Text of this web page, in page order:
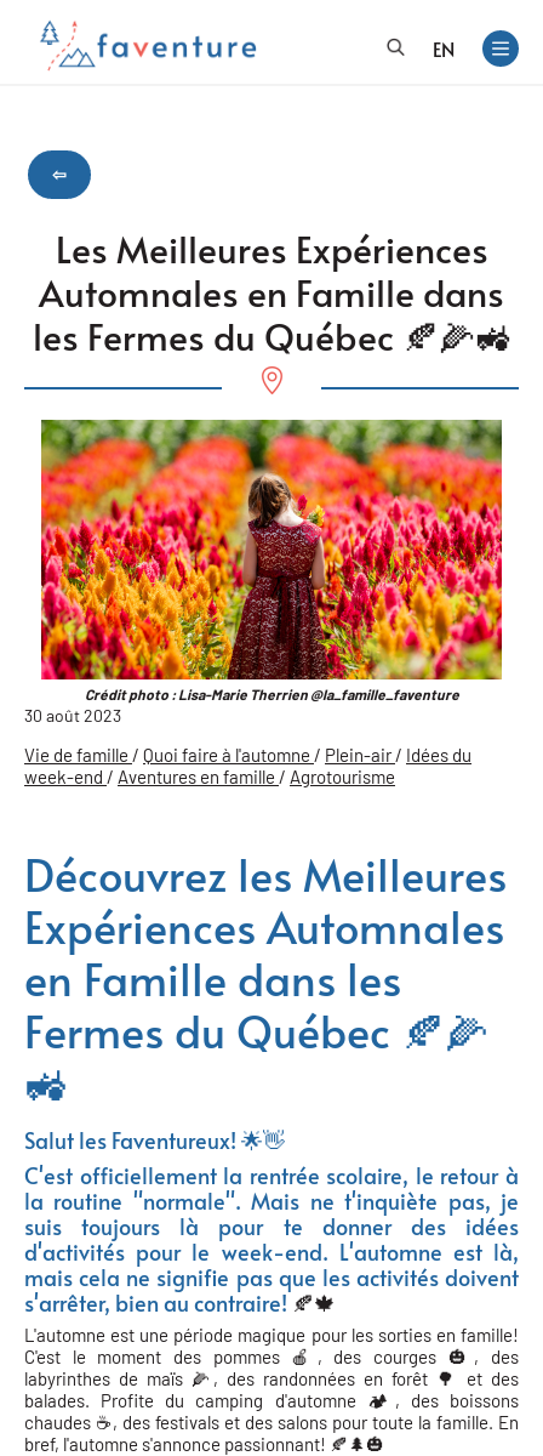
EN
⇦
Les Meilleures Expériences
Automnales en Famille dans
les Fermes du Québec 🍂🌽🚜
Crédit photo : Lisa-Marie Therrien @la_famille_faventure
30 août 2023
Vie de famille / Quoi faire à l'automne / Plein-air/ Idées du
week-end / Aventures en famille / Agrotourisme
Découvrez les Meilleures
Expériences Automnales
en Famille dans les
Fermes du Québec 🍂🌽
🚜
Salut les Faventureux! 🌟👋
C'est officiellement la rentrée scolaire, le retour à
la routine "normale". Mais ne t'inquiète pas, je
suis toujours là pour te donner des idées
d'activités pour le week-end. L'automne est là,
mais cela ne signifie pas que les activités doivent
s'arrêter, bien au contraire!🍂🍁
L'automne est une période magique pour les sorties en famille!
C'est le moment des pommes 🍎, des courges 🎃, des
labyrinthes de maïs 🌽, des randonnées en forêt 🌳 et des
balades. Profite du camping d'automne 🏕️, des boissons
chaudes ☕, des festivals et des salons pour toute la famille. En
bref, l'automne s'annonce passionnant! 🍂🌲🎃